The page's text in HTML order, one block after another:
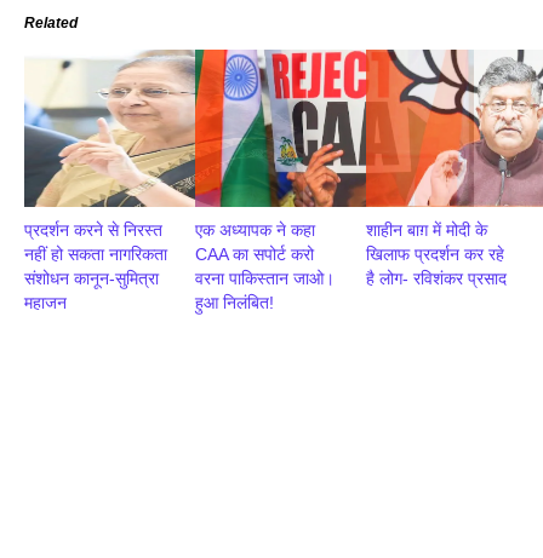
Related
प्रदर्शन करने से निरस्त
नहीं हो सकता नागरिकता
संशोधन कानून-सुमित्रा
महाजन
एक अध्यापक ने कहा
CAA का सपोर्ट करो
वरना पाकिस्तान जाओ।
हुआ निलंबित!
शाहीन बाग़ में मोदी के
खिलाफ प्रदर्शन कर रहे
है लोग- रविशंकर प्रसाद